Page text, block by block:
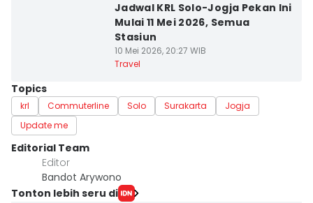
Jadwal KRL Solo-Jogja Pekan Ini
Mulai 11 Mei 2026, Semua
Stasiun
10 Mei 2026, 20:27 WIB
Travel
Topics
krl Commuterline Solo Surakarta
Jogja
Update me
Editorial Team
Editor
Bandot Arywono
Tonton lebih seru di